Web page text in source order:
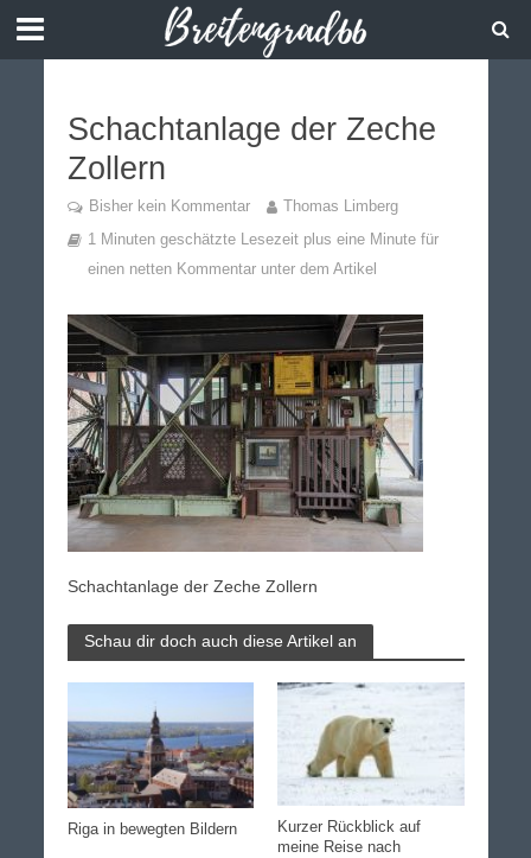
Schachtanlage der Zeche
Zollern
Bisher kein Kommentar
Thomas Limberg
1 Minuten geschätzte Lesezeit plus eine Minute für
einen netten Kommentar unter dem Artikel
Schachtanlage der Zeche Zollern
Schau dir doch auch diese Artikel an
Riga in bewegten Bildern
Kurzer Rückblick auf
meine Reise nach